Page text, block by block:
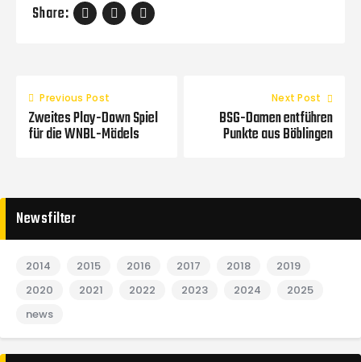
Share:
Previous Post
Zweites Play-Down Spiel
für die WNBL-Mädels
Next Post
BSG-Damen entführen
Punkte aus Böblingen
Newsfilter
2014 2015 2016 2017 2018
2019
2020
2021 2022 2023 2024
2025
news